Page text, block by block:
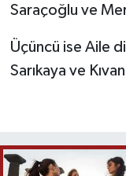
Saraçoğlu ve
Üçüncü ise Aile
Sarıkaya ve